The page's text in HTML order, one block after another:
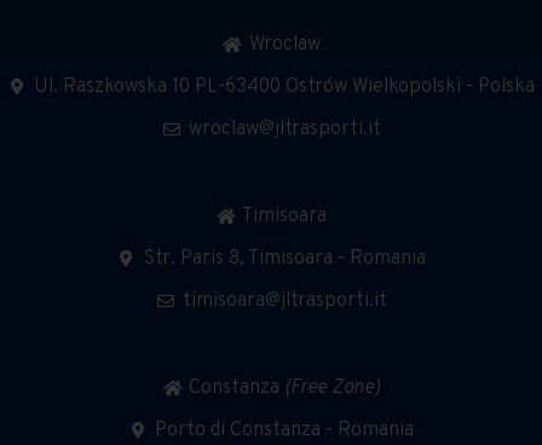
Wroclaw
Ul. Raszkowska 10 PL-63400 Ostrów Wielkopolski - Polska
wroclaw@jltrasporti.it
Timisoara
Str. Paris 8, Timisoara - Romania
timisoara@jltrasporti.it
Constanza (Free Zone)
Porto di Constanza - Romania